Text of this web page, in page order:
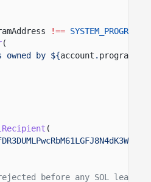
!== SYSTEM_PROGRAM
(
by ${account .
(
before any SOL leaves